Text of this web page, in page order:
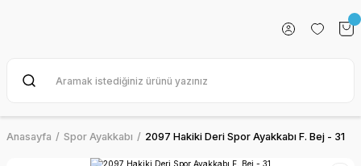
Anasayfa Spor Ayakkabı 2097 Hakiki Deri Spor Ayakkabı F. Bej - 31